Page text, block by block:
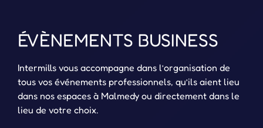
ÉVÈNEMENTS BUSINESS
Intermills vous accompagne dans l’organisation de
tous vos événements professionnels, qu’ils aient lieu
dans nos espaces à Malmedy ou directement dans le
lieu de votre choix.